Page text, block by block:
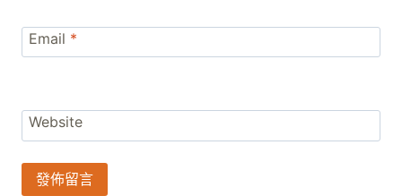
Email *
Website